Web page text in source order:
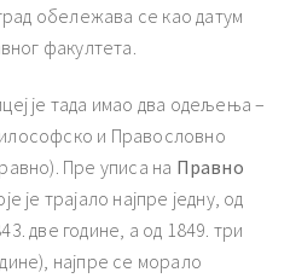
обележава се као датум
факултета.
је тада имао два одељења –
и Правословно
Пре уписа на Правно
је трајало најпре једну, од
две године, а од 1849. три
најпре се морало